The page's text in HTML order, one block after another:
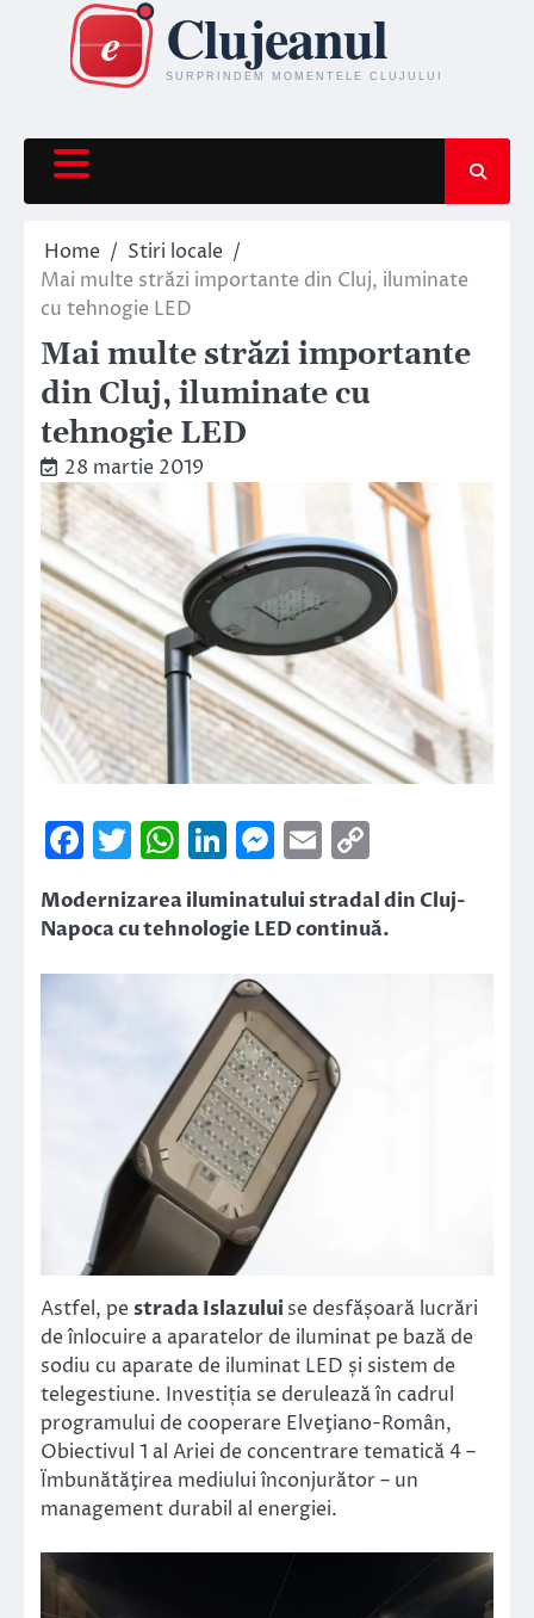
content
Home
Stiri locale
Mai multe străzi importante din Cluj, iluminate
cu tehnogie LED
Mai multe străzi importante
din Cluj, iluminate cu
tehnogie LED
28 martie 2019
Facebook
Twitter
WhatsApp
LinkedIn
Messenger
Email
Link
Modernizarea iluminatului stradal din Cluj-
Napoca cu tehnologie LED continuă.
Astfel, pestrada Islazului se desfășoară lucrări
de înlocuire a aparatelor de iluminat pe bază de
sodiu cu aparate de iluminat LED și sistem de
telegestiune. Investiția se derulează în cadrul
programului de cooperare Elveţiano-Român,
Obiectivul 1 al Ariei de concentrare tematică 4 –
Ïmbunătăţirea mediului înconjurător – un
management durabil al energiei.